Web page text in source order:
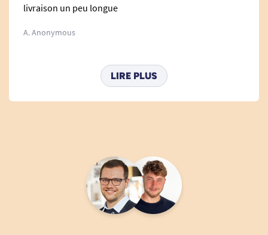
livraison un peu longue
A. Anonymous
LIRE PLUS